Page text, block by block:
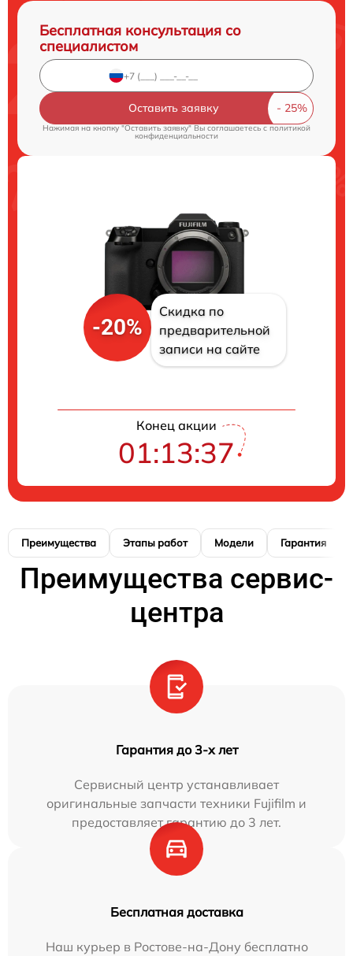
Бесплатная консультация со
специалистом
Оставить заявку
Нажимая на кнопку "Оставить заявку" Вы соглашаетесь c политикой
конфиденциальности
-20%
Скидка по
предварительной
записи на сайте
Конец акции
01:13:36
Преимущества Этапы работ Модели Гарантия
Преимущества сервис-
центра
Гарантия до 3-х лет
Сервисный центр устанавливает
оригинальные запчасти техники Fujifilm и
предоставляет гарантию до 3 лет.
Бесплатная доставка
Наш курьер в Ростове-на-Дону бесплатно